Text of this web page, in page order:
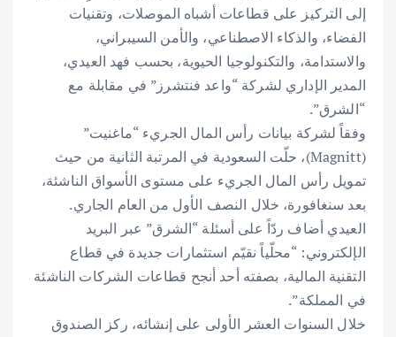
إلى التركيز على قطاعات أشباه الموصلات، وتقنيات
الفضاء، والذكاء الاصطناعي، والأمن السيبراني،
والاستدامة، والتكنولوجيا الحيوية، بحسب فهد العيدي،
المدير الإداري لشركة “واعد فنتشرز” في مقابلة مع
“الشرق”.
وفقاً لشركة بيانات رأس المال الجريء “ماغنيت”
(Magnitt)، حلّت السعودية في المرتبة الثانية من حيث
تمويل رأس المال الجريء على مستوى الأسواق الناشئة،
بعد سنغافورة، خلال النصف الأول من العام الجاري.
العيدي أضاف ردّاً على أسئلة “الشرق” عبر البريد
الإلكتروني: “محلّياً نقيّم استثمارات جديدة في قطاع
التقنية المالية، بصفته أحد أنجح قطاعات الشركات الناشئة
في المملكة”.
خلال السنوات العشر الأولى على إنشائه، ركز الصندوق